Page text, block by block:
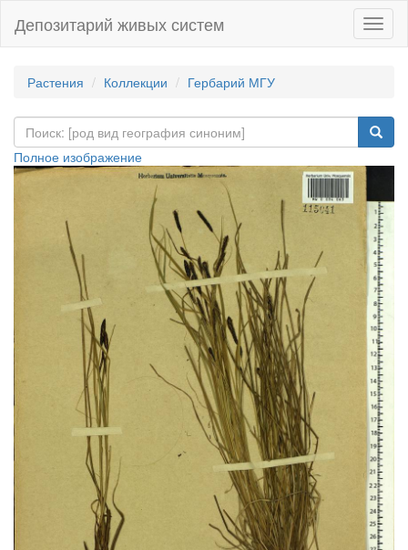
Депозитарий живых систем
Растения Коллекции Гербарий МГУ
Полное изображение